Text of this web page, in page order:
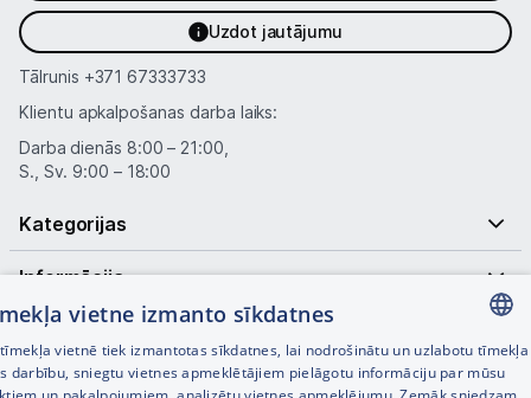
Uzdot jautājumu
Tālrunis +371 67333733
Klientu apkalpošanas darba laiks:
Darba dienās 8:00 – 21:00,
S., Sv. 9:00 – 18:00
Kategorijas
Informācija
Noderīgas saites
LATVIAN
vietne izmanto sīkdatnes
vietnē tiek izmantotas sīkdatnes, lai nodrošinātu un uzlabotu tīmekļa
darbību, sniegtu vietnes apmeklētājiem pielāgotu informāciju par mūsu